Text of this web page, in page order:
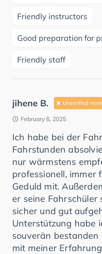
Friendly instructors
Good preparation for
Friendly staff
jihene B. Unverified
February 6, 2025
Ich habe bei der
Fahrstunden
nur wärmstens
professionell, immer
Geduld mit.
er seine Fahrschüler
sicher und gut
Unterstützung habe
souverän
mit meiner